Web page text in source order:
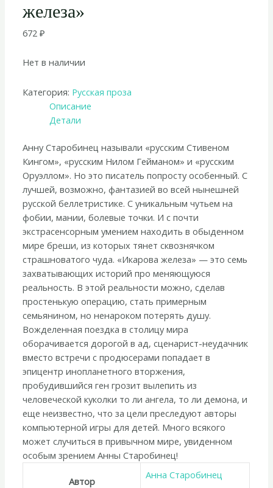
железа»
672₽
Нет в наличии
Категория: Русская проза
Описание
Детали
Анну Старобинец называли «русским Стивеном
Кингом», «русским Нилом Гейманом» и «русским
Оруэллом». Но это писатель попросту особенный. С
лучшей, возможно, фантазией во всей нынешней
русской беллетристике. С уникальным чутьем на
фобии, мании, болевые точки. И с почти
экстрасенсорным умением находить в обыденном
мире бреши, из которых тянет сквознячком
страшноватого чуда. «Икарова железа» — это семь
захватывающих историй про меняющуюся
реальность. В этой реальности можно, сделав
простенькую операцию, стать примерным
семьянином, но ненароком потерять душу.
Вожделенная поездка в столицу мира
оборачивается дорогой в ад, сценарист-неудачник
вместо встречи с продюсерами попадает в
эпицентр инопланетного вторжения,
пробудившийся ген грозит вылепить из
человеческой куколки то ли ангела, то ли демона, и
еще неизвестно, что за цели преследуют авторы
компьютерной игры для детей. Много всякого
может случиться в привычном мире, увиденном
особым зрением Анны Старобинец!
Автор
Анна Старобинец